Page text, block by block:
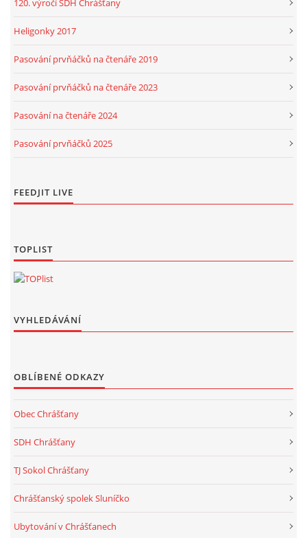
120. výročí SDH Chrášťany
Heligonky 2017
Pasování prvňáčků na čtenáře 2019
Pasování prvňáčků na čtenáře 2023
Pasování na čtenáře 2024
Pasování prvňáčků 2025
FEEDJIT LIVE
TOPLIST
VYHLEDÁVÁNÍ
OBLÍBENÉ ODKAZY
Obec Chrášťany
SDH Chrášťany
TJ Sokol Chrášťany
Chrášťanský spolek Sluníčko
Ubytování v Chrášťanech